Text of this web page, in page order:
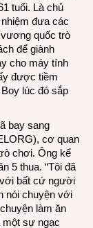
tuổi. Là chủ
đưa các
vương quốc trò
để giành
cho máy tính
được tiềm
lúc đó sắp
bay sang
cơ quan
chơi. Ông kể
5 thua. “Tôi đã
bất cứ người
nói chuyện với
làm ăn
một sự ngạc